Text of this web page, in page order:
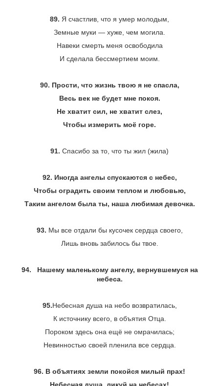
89. Я счастлив, что я умер молодым,
Земные муки ― хуже, чем могила.
Навеки смерть меня освободила
И сделала бессмертием моим.
90. Прости, что жизнь твою я не спасла,
Весь век не будет мне покоя.
Не хватит сил, не хватит слез,
Чтобы измерить моё горе.
91. Спасибо за то, что ты жил (жила)
92. Иногда ангелы спускаются с небес,
Чтобы оградить своим теплом и любовью,
Таким ангелом была ты, наша любимая девочка.
93. Мы все отдали бы кусочек сердца своего,
Лишь вновь забилось бы твое.
94.
Нашему маленькому ангелу, вернувшемуся на
небеса.
95.Небесная душа на небо возвратилась,
К источнику всего, в объятия Отца.
Пороком здесь она ещё не омрачилась;
Невинностью своей пленила все сердца.
96. В объятиях земли покойся милый прах!